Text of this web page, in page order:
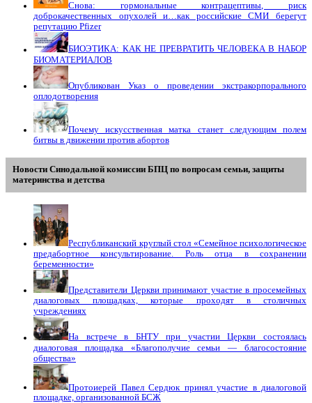
Снова: гормональные контрацептивы, риск
доброкачественных опухолей и…как российские СМИ берегут
репутацию Pfizer
БИОЭТИКА: КАК НЕ ПРЕВРАТИТЬ ЧЕЛОВЕКА В НАБОР
БИОМАТЕРИАЛОВ
Опубликован Указ о проведении экстракорпорального
оплодотворения
Почему искусственная матка станет следующим полем
битвы в движении против абортов
Новости Синодальной комиссии БПЦ по вопросам семьи, защиты
материнства и детства
Республиканский круглый стол «Семейное психологическое
предабортное консультирование. Роль отца в сохранении
беременности»
Представители Церкви принимают участие в просемейных
диалоговых площадках, которые проходят в столичных
учреждениях
На встрече в БНТУ при участии Церкви состоялась
диалоговая площадка «Благополучие семьи — благосостояние
общества»
Протоиерей Павел Сердюк принял участие в диалоговой
площадке, организованной БСЖ